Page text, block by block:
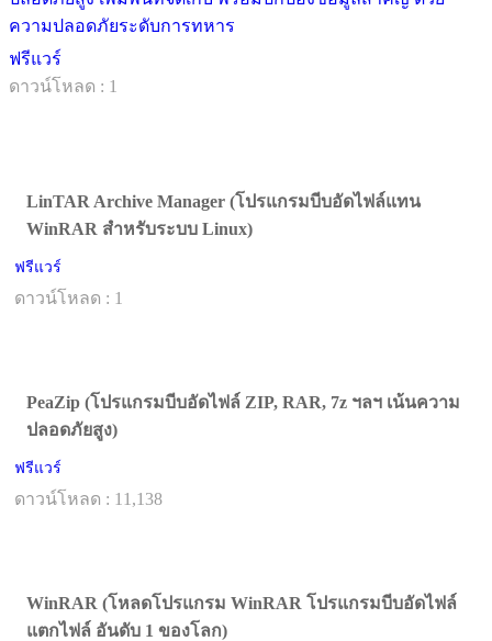
ความปลอดภัยระดับการทหาร
ฟรีแวร์
ดาวน์โหลด : 1
LinTAR Archive Manager (โปรแกรมบีบอัดไฟล์แทน
WinRAR สำหรับระบบ Linux)
ฟรีแวร์
ดาวน์โหลด : 1
PeaZip (โปรแกรมบีบอัดไฟล์ ZIP, RAR, 7z ฯลฯ เน้นความ
ปลอดภัยสูง)
ฟรีแวร์
ดาวน์โหลด : 11,138
WinRAR (โหลดโปรแกรม WinRAR โปรแกรมบีบอัดไฟล์
แตกไฟล์ อันดับ 1 ของโลก)